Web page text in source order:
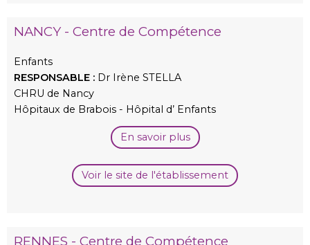
NANCY - Centre de Compétence
Enfants
RESPONSABLE : Dr Irène STELLA
CHRU de Nancy
Hôpitaux de Brabois - Hôpital d’ Enfants
En savoir plus
Voir le site de l'établissement
RENNES - Centre de Compétence